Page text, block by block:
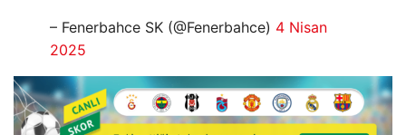
– Fenerbahce SK (@Fenerbahce) 4 Nisan
2025